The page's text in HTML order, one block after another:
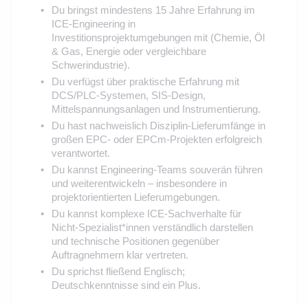
Du bringst mindestens 15 Jahre Erfahrung im
ICE‑Engineering in
Investitionsprojektumgebungen mit (Chemie, Öl
& Gas, Energie oder vergleichbare
Schwerindustrie).
Du verfügst über praktische Erfahrung mit
DCS/PLC‑Systemen, SIS‑Design,
Mittelspannungsanlagen und Instrumentierung.
Du hast nachweislich Disziplin‑Lieferumfänge in
großen EPC- oder EPCm‑Projekten erfolgreich
verantwortet.
Du kannst Engineering‑Teams souverän führen
und weiterentwickeln – insbesondere in
projektorientierten Lieferumgebungen.
Du kannst komplexe ICE‑Sachverhalte für
Nicht‑Spezialist*innen verständlich darstellen
und technische Positionen gegenüber
Auftragnehmern klar vertreten.
Du sprichst fließend Englisch;
Deutschkenntnisse sind ein Plus.